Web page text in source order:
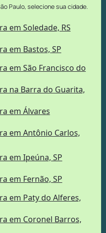
Paulo, selecione sua cidade.
em Soledade, RS
em Bastos, SP
em São Francisco do
na Barra do Guarita,
em Álvares
em Antônio Carlos,
em Ipeúna, SP
em Fernão, SP
em Paty do Alferes,
em Coronel Barros,